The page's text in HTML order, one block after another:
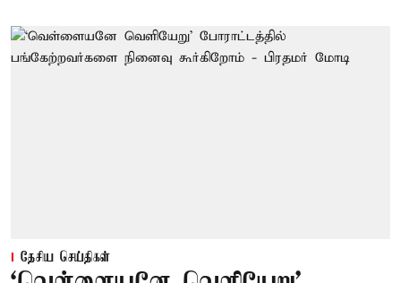
தேசிய செய்திகள்